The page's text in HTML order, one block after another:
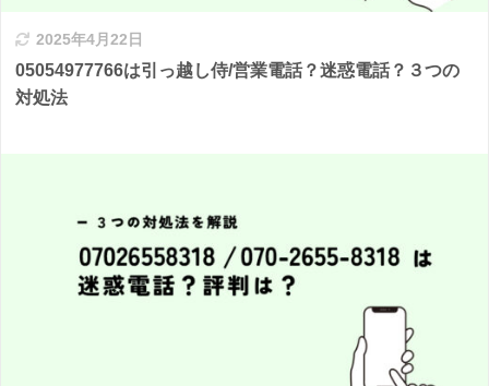
2025年4月22日
05054977766は引っ越し侍/営業電話？迷惑電話？３つの
対処法